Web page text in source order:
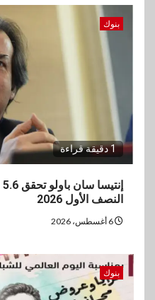
بنوك
1 دقيقة قراءة
النصف الأول 2026
بنوك